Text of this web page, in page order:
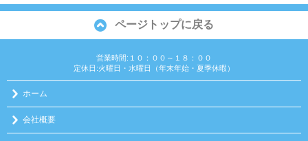
ページトップに戻る
営業時間:１０：００～１８：００
定休日:火曜日・水曜日（年末年始・夏季休暇）
ホーム
会社概要